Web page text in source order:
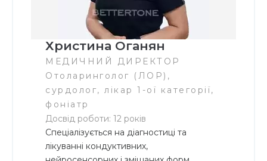
Христина Оганян
МЕДИЧНИЙ ДИРЕКТОР
Отоларинголог (ЛОР),
сурдолог, лікар 1-ої категорії,
фоніатр
Досвід роботи: 12 років
Спеціалізується на діагностиці та
лікуванні кондуктивних,